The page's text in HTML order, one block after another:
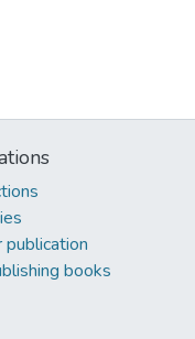
publication
books